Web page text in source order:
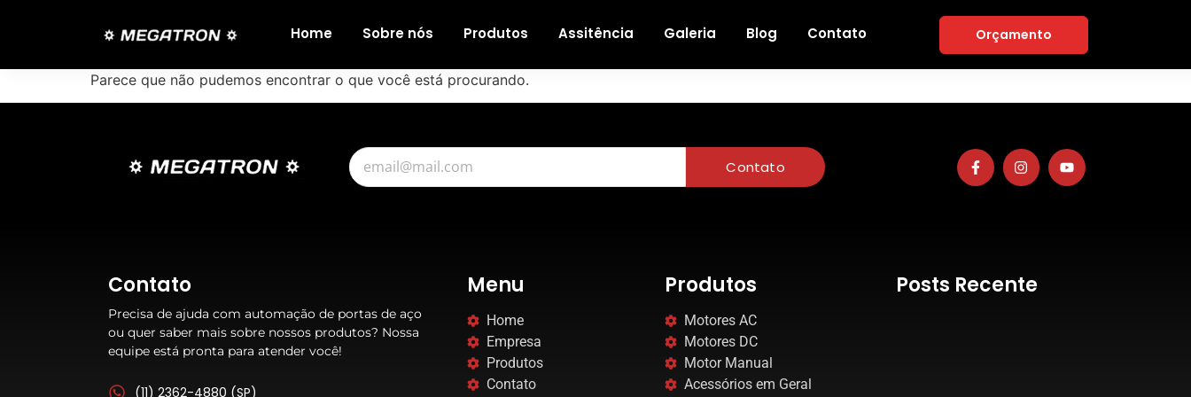
Home Sobre nós Produtos Assitência Galeria Blog Contato Orçamento
Parece que não pudemos encontrar o que você está procurando.
Contato
Contato
Precisa de ajuda com automação de portas de aço
ou quer saber mais sobre nossos produtos? Nossa
equipe está pronta para atender você!
(11) 2362-4880 (SP)
Menu
Home
Empresa
Produtos
Contato
Produtos
Motores AC
Motores DC
Motor Manual
Acessórios em Geral
Posts Recente